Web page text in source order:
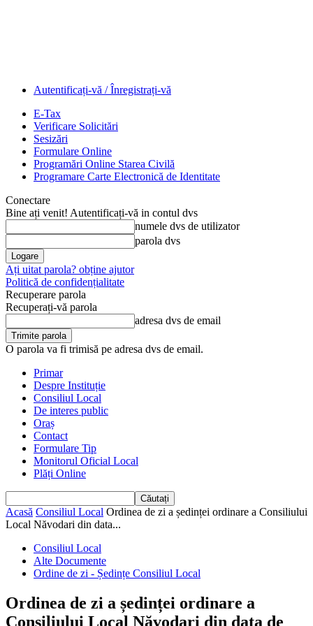
Autentificați-vă / Înregistrați-vă
E-Tax
Verificare Solicitări
Sesizări
Formulare Online
Programări Online Starea Civilă
Programare Carte Electronică de Identitate
Conectare
Bine ați venit! Autentificați-vă in contul dvs
numele dvs de utilizator
parola dvs
Ați uitat parola? obține ajutor
Politică de confidențialitate
Recuperare parola
Recuperați-vă parola
adresa dvs de email
O parola va fi trimisă pe adresa dvs de email.
Primar
Despre Instituție
Consiliul Local
De interes public
Oraș
Contact
Formulare Tip
Monitorul Oficial Local
Plăți Online
Acasă Consiliul Local Ordinea de zi a ședinței ordinare a Consiliului
Local Năvodari din data...
Consiliul Local
Alte Documente
Ordine de zi - Ședințe Consiliul Local
Ordinea de zi a ședinței ordinare a
Consiliului Local Năvodari din data de